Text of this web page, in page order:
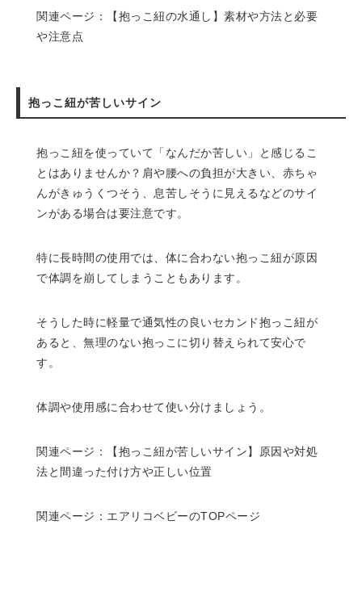
関連ページ：
【抱っこ紐の水通し】素材や方法と必要
や注意点
抱っこ紐が苦しいサイン
抱っこ紐を使っていて「なんだか苦しい」と感じるこ
とはありませんか？肩や腰への負担が大きい、赤ちゃ
んがきゅうくつそう、息苦しそうに見えるなどのサイ
ンがある場合は要注意です。
特に長時間の使用では、体に合わない抱っこ紐が原因
で体調を崩してしまうこともあります。
そうした時に軽量で通気性の良いセカンド抱っこ紐が
あると、無理のない抱っこに切り替えられて安心で
す。
体調や使用感に合わせて使い分けましょう。
関連ページ：
【抱っこ紐が苦しいサイン】原因や対処
法と間違った付け方や正しい位置
関連ページ： エアリコベビーのTOPページ